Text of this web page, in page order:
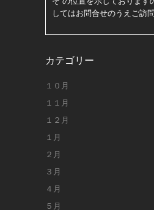
してはお問合せのうえご訪
カテゴリー
１０月
１１月
１２月
１月
２月
３月
４月
５月